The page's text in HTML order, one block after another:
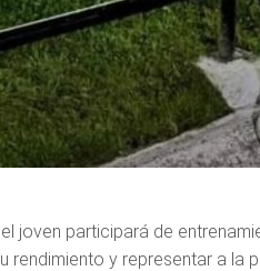
joven participará de
y representar a la